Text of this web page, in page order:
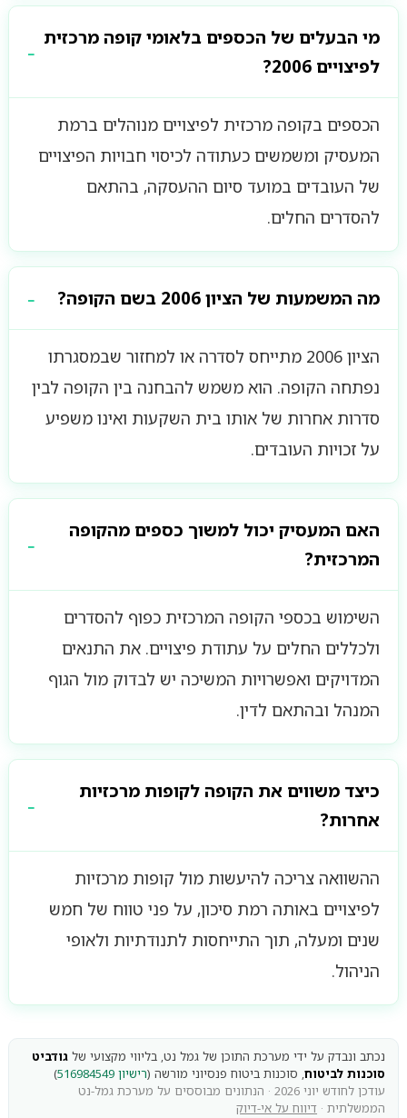
מי הבעלים של הכספים בלאומי קופה מרכזית
לפיצויים 2006?
הכספים בקופה מרכזית לפיצויים מנוהלים ברמת
המעסיק ומשמשים כעתודה לכיסוי חבויות הפיצויים
של העובדים במועד סיום ההעסקה, בהתאם
להסדרים החלים.
מה המשמעות של הציון 2006 בשם הקופה?
הציון 2006 מתייחס לסדרה או למחזור שבמסגרתו
נפתחה הקופה. הוא משמש להבחנה בין הקופה לבין
סדרות אחרות של אותו בית השקעות ואינו משפיע
על זכויות העובדים.
האם המעסיק יכול למשוך כספים מהקופה
המרכזית?
השימוש בכספי הקופה המרכזית כפוף להסדרים
ולכללים החלים על עתודת פיצויים. את התנאים
המדויקים ואפשרויות המשיכה יש לבדוק מול הגוף
המנהל ובהתאם לדין.
כיצד משווים את הקופה לקופות מרכזיות
אחרות?
ההשוואה צריכה להיעשות מול קופות מרכזיות
לפיצויים באותה רמת סיכון, על פני טווח של חמש
שנים ומעלה, תוך התייחסות לתנודתיות ולאופי
הניהול.
נכתב ונבדק על ידי מערכת התוכן של גמל נט, בליווי מקצועי של גודביט
סוכנות לביטוח, סוכנות ביטוח פנסיוני מורשה (רישיון 516984549
)
עודכן לחודש יוני 2026 · הנתונים מבוססים על מערכת גמל-נט
הממשלתית · דיווח על אי-דיוק